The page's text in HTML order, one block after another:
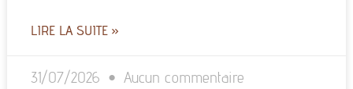
LIRE LA SUITE »
31/07/2026 Aucun commentaire